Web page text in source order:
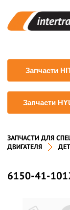
Запчасти
Запчасти
ЗАПЧАСТИ ДЛЯ
ДВИГАТЕЛЯ
6150-41-